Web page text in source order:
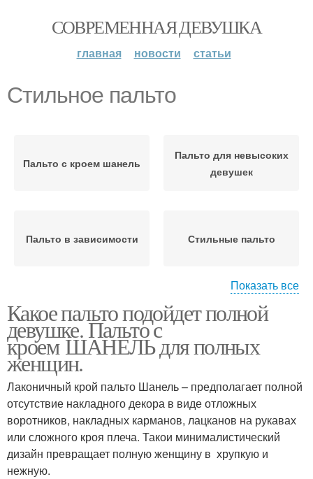
СОВРЕМЕННАЯ ДЕВУШКА
главная новости статьи
Стильное пальто
Пальто с кроем шанель
Пальто для невысоких
девушек
Пальто в зависимости Стильные пальто
женщин
Невероятные пальто
Показать все
Какое пальто подойдет полной
девушке. Пальто с
кроем ШАНЕЛЬ для полных
женщин.
Лаконичный крой пальто Шанель – предполагает полной
отсутствие накладного декора в виде отложных
воротников, накладных карманов, лацканов на рукавах
или сложного кроя плеча. Такои минималистический
дизайн превращает полную женщину в хрупкую и
нежную.